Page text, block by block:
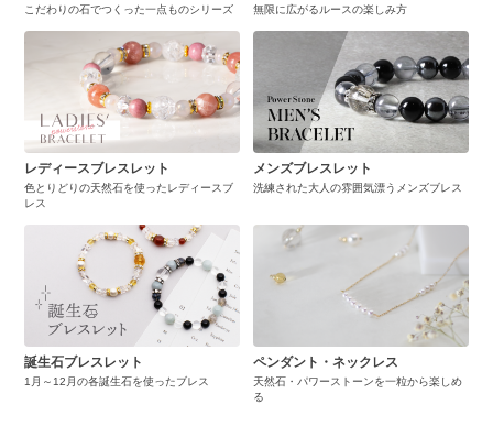
こだわりの石でつくった一点ものシリーズ 無限に広がるルースの楽しみ方
レディースブレスレット
色とりどりの天然石を使ったレディースブ
レス
メンズブレスレット
洗練された大人の雰囲気漂うメンズブレス
誕生石ブレスレット
1月～12月の各誕生石を使ったブレス
ペンダント・ネックレス
天然石・パワーストーンを一粒から楽しめ
る